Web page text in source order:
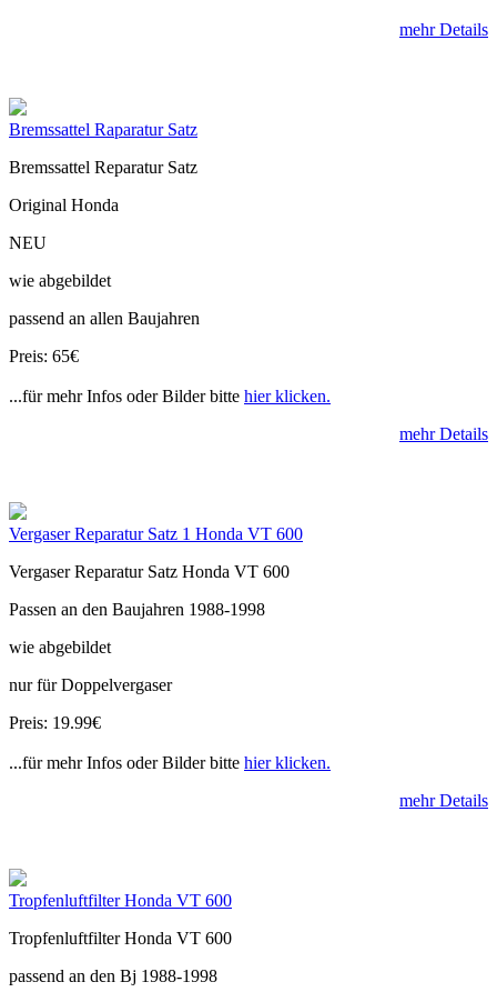
mehr Details
Bremssattel Raparatur Satz
Bremssattel Reparatur Satz
Original Honda
NEU
wie abgebildet
passend an allen Baujahren
Preis: 65€
...für mehr Infos oder Bilder bitte hier klicken.
mehr Details
Vergaser Reparatur Satz 1 Honda VT 600
Vergaser Reparatur Satz Honda VT 600
Passen an den Baujahren 1988-1998
wie abgebildet
nur für Doppelvergaser
Preis: 19.99€
...für mehr Infos oder Bilder bitte hier klicken.
mehr Details
Tropfenluftfilter Honda VT 600
Tropfenluftfilter Honda VT 600
passend an den Bj 1988-1998